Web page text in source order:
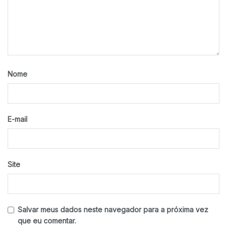
Nome
E-mail
Site
Salvar meus dados neste navegador para a próxima vez
que eu comentar.